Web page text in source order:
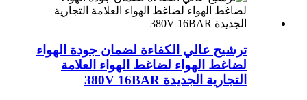
ترشيح عالي الكفاءة لضمان جودة الهواء
لضاغط الهواء لضاغط الهواء العلامة
التجارية الجديدة 380V 16BAR